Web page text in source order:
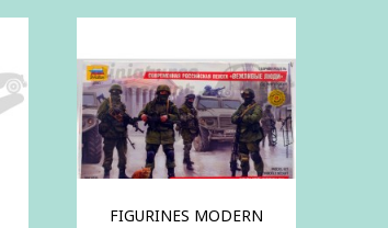
FIGURINES MODERN